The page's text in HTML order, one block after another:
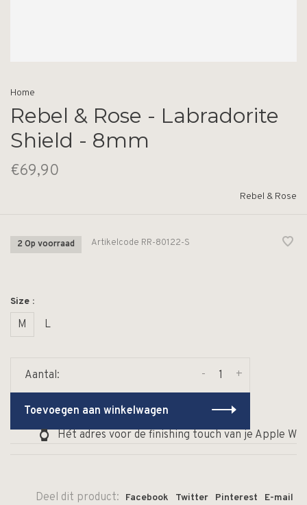
Home
Rebel & Rose - Labradorite
Shield - 8mm
€69,90
Rebel & Rose
2 Op voorraad Artikelcode RR-80122-S
Size :
M L
Aantal: +
-
Toevoegen aan winkelwagen
Hét adres voor de finishing touch van je Apple
Deel dit product: Facebook Twitter Pinterest E-mail